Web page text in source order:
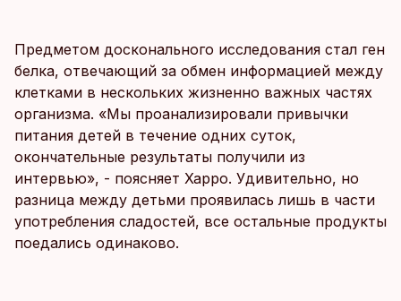
Предметом досконального исследования стал ген
белка, отвечающий за обмен информацией между
клетками в нескольких жизненно важных частях
организма. «Мы проанализировали привычки
питания детей в течение одних суток,
окончательные результаты получили из
интервью», - поясняет Харро. Удивительно, но
разница между детьми проявилась лишь в части
употребления сладостей, все остальные продукты
поедались одинаково.